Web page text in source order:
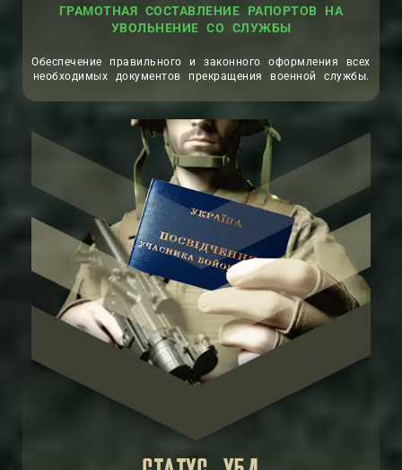
ГРАМОТНАЯ СОСТАВЛЕНИЕ РАПОРТОВ НА
УВОЛЬНЕНИЕ СО СЛУЖБЫ
Обеспечение правильного и законного оформления всех
необходимых документов прекращения военной службы.